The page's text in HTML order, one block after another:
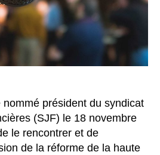
président du syndicat
(SJF) le 18 novembre
le rencontrer et de
de la réforme de la haute